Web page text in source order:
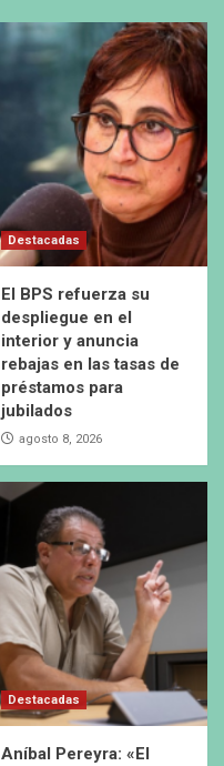
Destacadas
El BPS refuerza su
despliegue en el
interior y anuncia
rebajas en las tasas de
préstamos para
jubilados
agosto 8, 2026
Destacadas
Aníbal Pereyra: «El